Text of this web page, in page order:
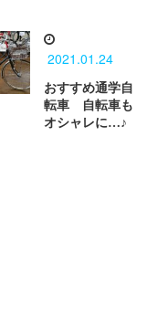
2021.01.24
おすすめ通学自
転車 自転車も
オシャレに…♪